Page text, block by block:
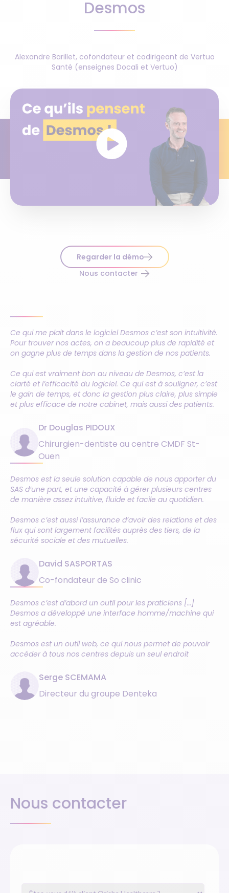
Desmos
Alexandre Barillet, cofondateur et codirigeant de Vertuo
Santé (enseignes Docali et Vertuo)
Regarder la démo
Nous contacter
Ce qui me plait dans le logiciel Desmos c’est son intuitivité.
Pour trouver nos actes, on a beaucoup plus de rapidité et
on gagne plus de temps dans la gestion de nos patients.
Ce qui est vraiment bon au niveau de Desmos, c’est la
clarté et l’efficacité du logiciel. Ce qui est à souligner, c’est
le gain de temps, et donc la gestion plus claire, plus simple
et plus efficace de notre cabinet, mais aussi des patients.
Dr Douglas PIDOUX
Chirurgien-dentiste au centre CMDF St-
Ouen
Desmos est la seule solution capable de nous apporter du
SAS d’une part, et une capacité à gérer plusieurs centres
de manière assez intuitive, fluide et facile au quotidien.
Desmos c’est aussi l’assurance d’avoir des relations et des
flux qui sont largement facilités auprès des tiers, de la
sécurité sociale et des mutuelles.
David SASPORTAS
Co-fondateur de So clinic
Desmos c’est d’abord un outil pour les praticiens […]
Desmos a développé une interface homme/machine qui
est agréable.
Desmos est un outil web, ce qui nous permet de pouvoir
accéder à tous nos centres depuis un seul endroit
Serge SCEMAMA
Directeur du groupe Denteka
Nous contacter